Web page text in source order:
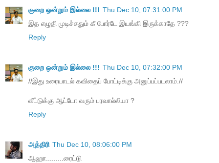
குறை ஒன்றும் இல்லை !!! Thu Dec 10, 07:31:00 PM
இத எழுதி முடிச்சதும் கீ போர்டே இயங்கி இருக்காதே ???
Reply
குறை ஒன்றும் இல்லை !!! Thu Dec 10, 07:32:00 PM
//இது உரையாடல் கவிதைப் போட்டிக்கு அனுப்பப்படலாம்.//
வீட்டுக்கு ஆட்டோ வரும் பரவால்லியா ?
Reply
அத்திரி Thu Dec 10, 08:06:00 PM
ஆஹா.........ரைட்டு